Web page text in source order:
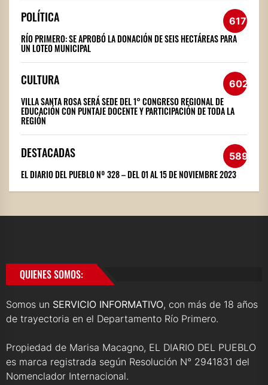
POLÍTICA 617
RÍO PRIMERO: SE APROBÓ LA DONACIÓN DE SEIS HECTÁREAS PARA
UN LOTEO MUNICIPAL
CULTURA 602
VILLA SANTA ROSA SERÁ SEDE DEL 1° CONGRESO REGIONAL DE
EDUCACIÓN CON PUNTAJE DOCENTE Y PARTICIPACIÓN DE TODA LA
REGIÓN
DESTACADAS 589
EL DIARIO DEL PUEBLO Nº 328 – DEL 01 AL 15 DE NOVIEMBRE 2023
QUIENES SOMOS:
Somos un SERVICIO INFORMATIVO, con más de 18 años
de trayectoria en el Departamento Río Primero.
Propiedad de Marisa Macagno, EL DIARIO DEL PUEBLO
es marca registrada según Resolución N° 2941831 del
Nomenclador Internacional.